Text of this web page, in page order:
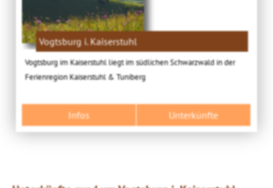
Vogtsburg i. Kaiserstuhl
Vogtsburg im Kaiserstuhl liegt im südlichen Schwarzwald in der
Ferienregion Kaiserstuhl & Tuniberg
Infos Unterkünfte